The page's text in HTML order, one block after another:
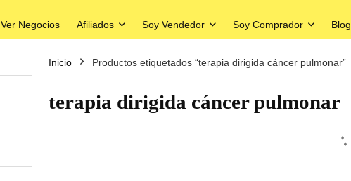
Ver Negocios Afiliados Soy Vendedor Soy Comprador Blog
Precio
Precio
Inicio Productos etiquetados “terapia dirigida cáncer pulmonar”
terapia dirigida cáncer pulmonar